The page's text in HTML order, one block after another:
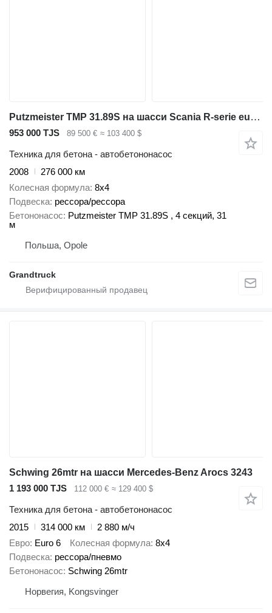
Putzmeister TMP 31.89S на шасси Scania R-serie euro 5, 31m + 9m3 mixer-pump PUMI, putzmeister, 89m3/h
953 000 TJS 89 500 € ≈ 103 400 $
Техника для бетона - автобетононасос
2008
276 000 км
Колесная формула 8x4
Подвеска рессора/рессора
Бетононасос Putzmeister TMP 31.89S , 4 секций, 31
м
Польша, Opole
Grandtruck
Schwing 26mtr на шасси Mercedes-Benz Arocs 3243
1 193 000 TJS
112 000 € ≈ 129 400 $
Техника для бетона - автобетононасос
2015
314 000 км
2 880 м/ч
Евро Euro 6 Колесная формула 8x4
Подвеска рессора/пневмо
Бетононасос Schwing 26mtr
Норвегия, Kongsvinger